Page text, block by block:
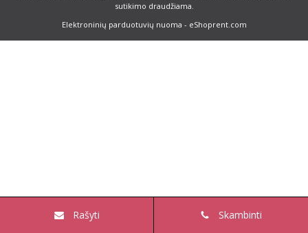
sutikimo draudžiama.
Elektroninių parduotuvių nuoma - eShoprent.com
Rašyti Skambinti